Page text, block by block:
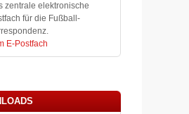
zentrale elektronische
für die Fußball-
E-Postfach